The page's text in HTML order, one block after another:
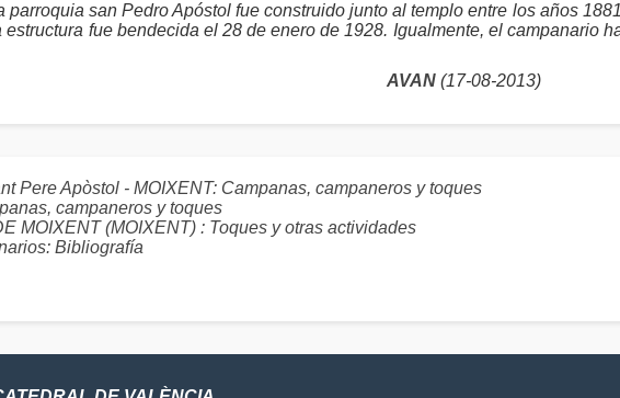
parroquia san Pedro Apóstol fue construido junto al templo entre los años
estructura fue bendecida el 28 de enero de 1928. Igualmente, el campanario
AVAN(17-08-2013)
Pere Apòstol - MOIXENT: Campanas, campaneros y toques
campaneros y toques
MOIXENT (MOIXENT) : Toques y otras actividades
Bibliografía